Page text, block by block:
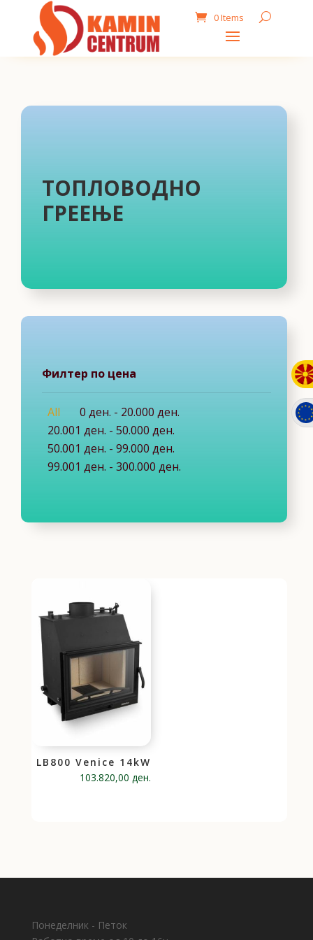
0 Items
ТОПЛОВОДНО
ГРЕЕЊЕ
Филтер по цена
All 0 ден. - 20.000 ден.
20.001 ден. - 50.000 ден.
50.001 ден. - 99.000 ден.
99.001 ден. - 300.000 ден.
LB800 Venice 14kW
103.820,00 ден.
Понеделник - Петок